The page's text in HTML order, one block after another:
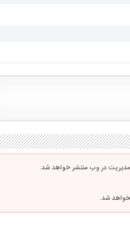
در وب منتشر خواهد شد.
شد.